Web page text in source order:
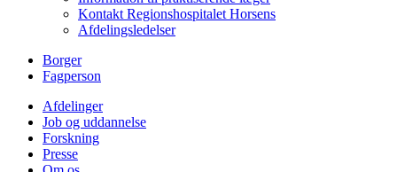
Kontakt Regionshospitalet Horsens
Afdelingsledelser
Borger
Fagperson
Afdelinger
Job og uddannelse
Forskning
Presse